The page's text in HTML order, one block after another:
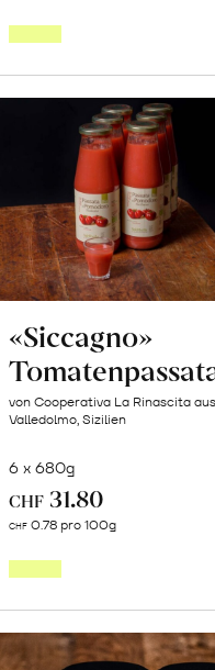
«Siccagno»
von Cooperativa La Rinascita aus
Valledolmo, Sizilien
6 x 680g
CHF 31.80
CHF 0.78 pro 100g